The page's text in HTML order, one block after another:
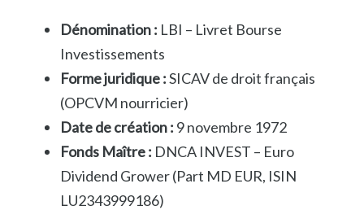
Dénomination : LBI – Livret Bourse
Investissements
Forme juridique :SICAV de droit français
(OPCVM nourricier)
Date de création : 9 novembre 1972
Fonds Maître : DNCA INVEST – Euro
Dividend Grower (Part MD EUR, ISIN
LU2343999186)